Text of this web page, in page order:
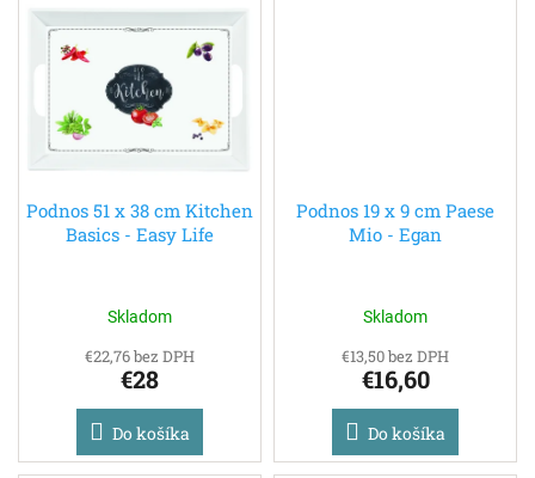
Podnos 51 x 38 cm Kitchen
Basics - Easy Life
Skladom
€22,76 bez DPH
€28
Do košíka
Podnos 19 x 9 cm Paese
Mio - Egan
Skladom
€13,50 bez DPH
€16,60
Do košíka